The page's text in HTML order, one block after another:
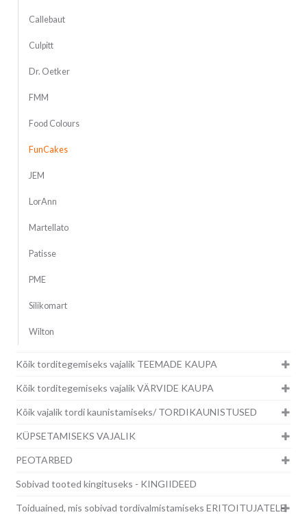
Callebaut
Culpitt
Dr. Oetker
FMM
Food Colours
FunCakes
JEM
LorAnn
Martellato
Patisse
PME
Silikomart
Wilton
Kõik torditegemiseks vajalik TEEMADE KAUPA
Kõik torditegemiseks vajalik VÄRVIDE KAUPA
Kõik vajalik tordi kaunistamiseks/ TORDIKAUNISTUSED
KÜPSETAMISEKS VAJALIK
PEOTARBED
Sobivad tooted kingituseks - KINGIIDEED
Toiduained, mis sobivad tordivalmistamiseks ERITOITUJATELE